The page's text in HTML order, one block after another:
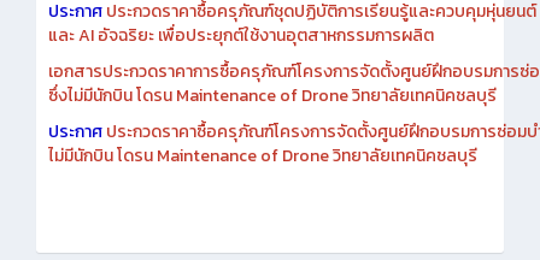
และ AI อัจฉริยะ เพื่อประยุกต์ใช้งานอุตสาหกรรมการผลิต
ประกาศประกวดราคาซื้อครุภัณฑ์ชุดปฏิบัติการเรียนรู้และควบคุมหุ่นยน
และ AI อัจฉริยะ เพื่อประยุกต์ใช้งานอุตสาหกรรมการผลิต
เอกสารประกวดราคาการซื้อครุภัณฑ์โครงการจัดตั้งศูนย์ฝึกอบรมการซ่
ซึ่งไม่มีนักบิน โดรน Maintenance of Drone วิทยาลัยเทคนิคชลบุรี
ประกาศประกวดราคาซื้อครุภัณฑ์โครงการจัดตั้งศูนย์ฝึกอบรมการซ่อมบ